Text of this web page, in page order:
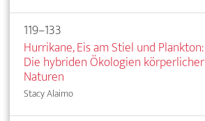
119–133
Hurrikane, Eis am Stiel und Plankton:
Die hybriden Ökologien körperlicher
Naturen
Stacy Alaimo